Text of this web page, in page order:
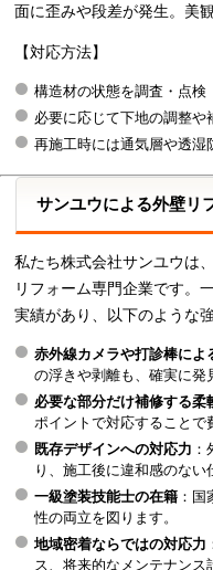
面に歪みや段差が発生。美
【対応方法】
構造材の状態を調査・点検
必要に応じて下地の調整や
再施工時には通気層や透湿
サンユウによる外壁リ
私たち株式会社サンユウは
リフォーム専門企業です。
実績があり、以下のような
赤外線カメラや打診棒によ
の浮きや剥離も、確実に発
必要な部分だけ補修する柔
ポイントで対応することで
既存デザインへの対応力
り、施工後に違和感のない
一級塗装技能士の在籍 ：
性の両立を図ります。
地域密着ならではの対応力
ス、将来的なメンテナンス